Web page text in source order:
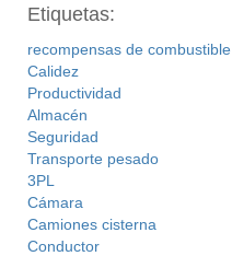
Etiquetas:
recompensas de combustible
Calidez
Productividad
Almacén
Seguridad
Transporte pesado
3PL
Cámara
Camiones cisterna
Conductor